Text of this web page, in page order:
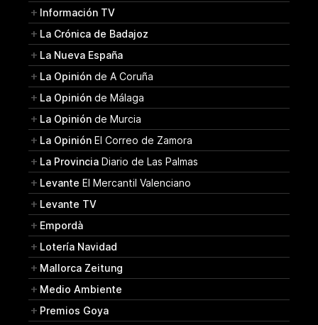
Información TV
La Crónica de Badajoz
La Nueva España
La Opinión de A Coruña
La Opinión de Málaga
La Opinión de Murcia
La Opinión El Correo de Zamora
La Provincia Diario de Las Palmas
Levante El Mercantil Valenciano
Levante TV
Empordà
Lotería Navidad
Mallorca Zeitung
Medio Ambiente
Premios Goya